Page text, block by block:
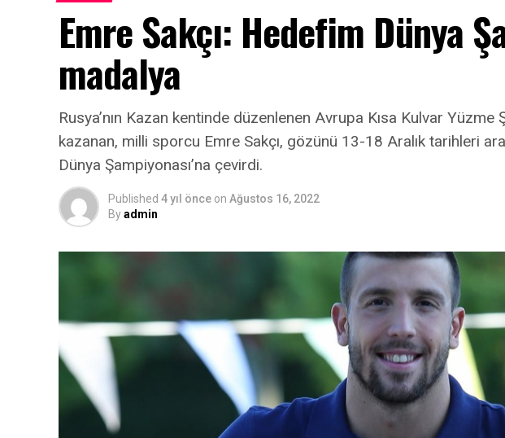
Emre Sakçı: Hedefim Dünya
madalya
Rusya’nın Kazan kentinde düzenlenen Avrupa Kısa Kulvar Yüzme
kazanan, milli sporcu Emre Sakçı, gözünü 13-18 Aralık tarihleri
Dünya Şampiyonası’na çevirdi.
Published 4 yıl önce on Ağustos 16, 2022
Byadmin